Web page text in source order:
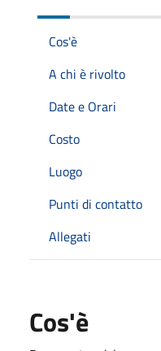
Cos'è
A chi è rivolto
Date e Orari
Costo
Luogo
Punti di contatto
Allegati
Cos'è